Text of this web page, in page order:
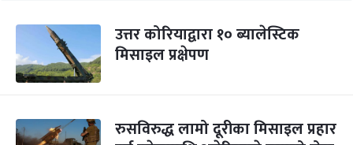
उत्तर कोरियाद्वारा १० ब्यालेस्टिक
मिसाइल प्रक्षेपण
रुसविरुद्ध लामो दूरीका मिसाइल प्रहार